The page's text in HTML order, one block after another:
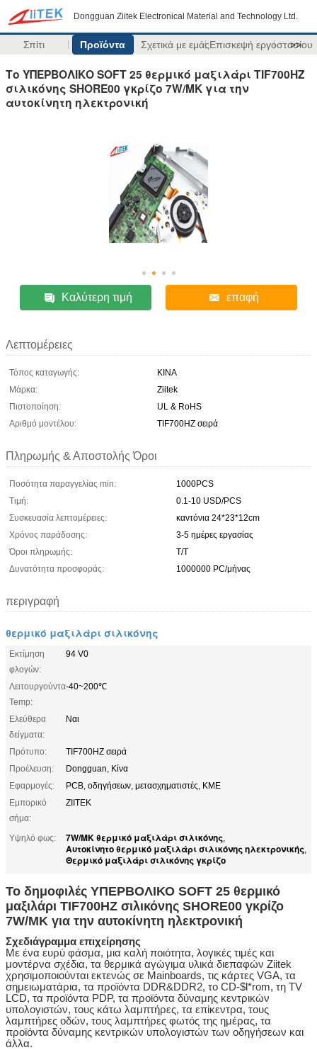
Dongguan Ziitek Electronical Material and Technology Ltd.
Σπίτι Προϊόντα Σχετικά με εμάςΕπισκεψή εργοστασίου
>>
Το ΥΠΕΡΒΟΛΙΚΟ SOFT 25 θερμικό μαξιλάρι TIF700HZ
σιλικόνης SHORE00 γκρίζο 7W/MK για την
αυτοκίνητη ηλεκτρονική
Καλύτερη τιμή επαφή
Λεπτομέρειες
Τόπος καταγωγής:
ΚΙΝΑ
Μάρκα:
Ziitek
Πιστοποίηση:
UL & RoHS
Αριθμό μοντέλου:
TIF700HZ σειρά
Πληρωμής & Αποστολής Όροι
Ποσότητα παραγγελίας min:
1000PCS
Τιμή:
0.1-10 USD/PCS
Συσκευασία λεπτομέρειες:
καντόνια 24*23*12cm
Χρόνος παράδοσης:
3-5 ημέρες εργασίας
Όροι πληρωμής:
T/T
Δυνατότητα προσφοράς:
1000000 PC/μήνας
περιγραφή
θερμικό μαξιλάρι σιλικόνης
Εκτίμηση
φλογών:
94 V0
Λειτουργούντα
Temp:
-40~200℃
Ελεύθερα
δείγματα:
Ναι
Πρότυπο:
TIF700HZ σειρά
Προέλευση:
Dongguan, Κίνα
Εφαρμογές:
PCB, οδηγήσεων, μετασχηματιστές, ΚΜΕ
Εμπορικό
σήμα:
ZIITEK
Υψηλό φως: 7W/MK θερμικό μαξιλάρι σιλικόνης,
Αυτοκίνητο θερμικό μαξιλάρι σιλικόνης ηλεκτρονικής,
Θερμικό μαξιλάρι σιλικόνης γκρίζο
Το δημοφιλές ΥΠΕΡΒΟΛΙΚΟ SOFT 25 θερμικό
μαξιλάρι TIF700HZ σιλικόνης SHORE00 γκρίζο
7W/MK για την αυτοκίνητη ηλεκτρονική
Σχεδιάγραμμα επιχείρησης
Με ένα ευρύ φάσμα, μια καλή ποιότητα, λογικές τιμές και
μοντέρνα σχέδια, τα θερμικά αγώγιμα υλικά διεπαφών Ziitek
χρησιμοποιούνται εκτενώς σε Mainboards, τις κάρτες VGA, τα
σημειωματάρια, τα προϊόντα DDR&DDR2, το CD-$l*rom, τη TV
LCD, τα προϊόντα PDP, τα προϊόντα δύναμης κεντρικών
υπολογιστών, τους κάτω λαμπτήρες, τα επίκεντρα, τους
λαμπτήρες οδών, τους λαμπτήρες φωτός της ημέρας, τα
προϊόντα δύναμης κεντρικών υπολογιστών των οδηγήσεων και
άλλα.